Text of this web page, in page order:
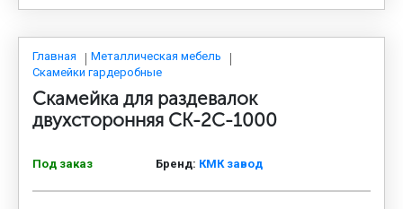
МЕБЕЛЬ ДЛЯ ДОМА
МЕБЕЛЬ ДЛЯ СТОЛОВЫХ
Главная
Металлическая мебель
Скамейки гардеробные
Скамейка для раздевалок
двухсторонняя CК-2C-1000
Под заказ Бренд: КМК завод